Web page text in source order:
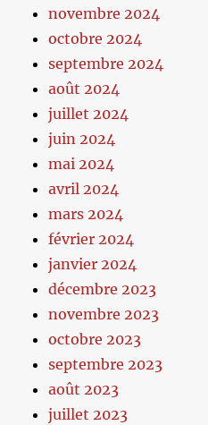
novembre 2024
octobre 2024
septembre 2024
août 2024
juillet 2024
juin 2024
mai 2024
avril 2024
mars 2024
février 2024
janvier 2024
décembre 2023
novembre 2023
octobre 2023
septembre 2023
août 2023
juillet 2023